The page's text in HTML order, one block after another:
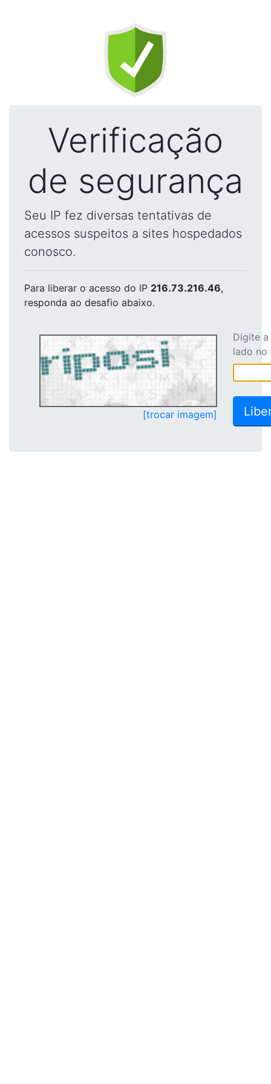
Verificação
de segurança
Seu IP fez diversas tentativas de
acessos suspeitos a sites hospedados
conosco.
Para liberar o acesso do IP 216.73.216.46,
responda ao desafio abaixo.
[trocar imagem]
Digite
lado no